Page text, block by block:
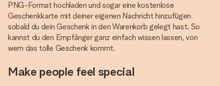
PNG-Format hochladen und sogar eine kostenlose
Geschenkkarte mit deiner eigenen Nachricht hinzufügen
sobald du dein Geschenk in den Warenkorb gelegt hast. So
kannst du den Empfänger ganz einfach wissen lassen, von
wem das tolle Geschenk kommt.
Make people feel special